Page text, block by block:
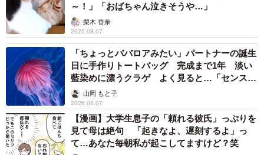
～！」「おばちゃん泣きそうや…」
梨木 香奈
2026.08.07
「ちょっとババロアみたい」パートナーの誕生
日に手作りトートバッグ 完成まで1年 淡い
藍染めに漂うクラゲ よく見ると…「センスす
ごい」山岡 もと子
2026.08.07
【漫画】大学生息子の「頼れる彼氏」っぷりを
見て母は絶句 「起きなよ、遅刻するよ」っ
て…あなた毎朝私が起こしてますけど？笑